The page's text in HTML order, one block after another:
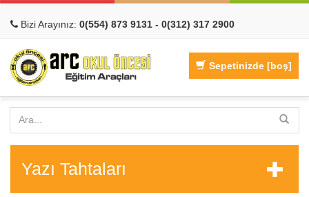
Bizi Arayınız: 0(554) 873 9131 - 0(312) 317 2900
Sepetinizde [boş]
Yazı Tahtaları